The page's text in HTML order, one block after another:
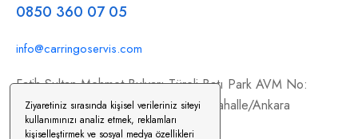
Ziyaretiniz sırasında kişisel verileriniz siteyi
kullanımınızı analiz etmek, reklamları
kişiselleştirmek ve sosyal medya özellikleri
0850 360 07 05
info@carringoservis.com
Fatih Sultan Mehmet Bulvarı Türeli Batı Park AVM No:
354/C11, İstanbul Yolu, 06370 Yenimahalle/Ankara